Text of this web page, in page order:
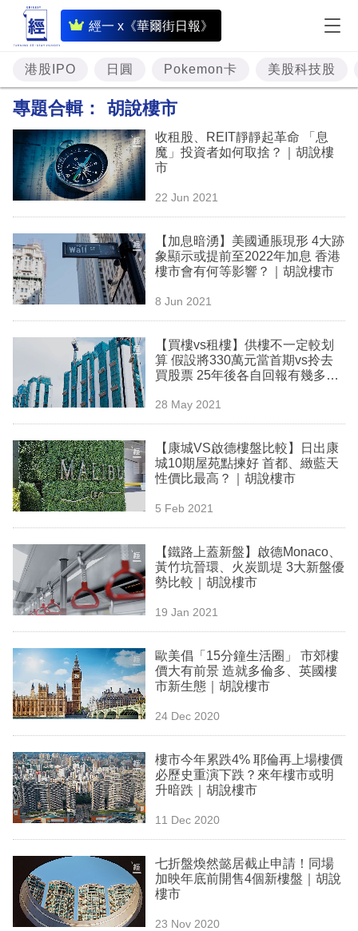
經一 x《華爾街日報》
即
時
財
經
題
投
資
樓
市
理
商
業
科
技
職
場
生
事
欄
訂
閱
區
港股IPO 日圓 Pokemon卡 美股科技股
專題合輯： 胡說樓市
收租股、REIT靜靜起革命 「息
魔」投資者如何取捨？｜胡說樓
市
22 Jun 2021
【加息暗湧】美國通脹現形 4大跡
象顯示或提前至2022年加息 香港
樓市會有何等影響？｜胡說樓市
8 Jun 2021
【買樓vs租樓】供樓不一定較划
算 假設將330萬元當首期vs拎去
買股票 25年後各自回報有幾多｜
28 May 2021
【康城VS啟德樓盤比較】日出康
城10期屋苑點揀好 首都、緻藍天
性價比最高？｜胡說樓市
5 Feb 2021
【鐵路上蓋新盤】啟德Monaco、
黃竹坑晉環、火炭凱堤 3大新盤優
勢比較｜胡說樓市
19 Jan 2021
歐美倡「15分鐘生活圈」 市郊樓
價大有前景 造就多倫多、英國樓
市新生態｜胡說樓市
24 Dec 2020
樓市今年累跌4% 耶倫再上場樓價
必歷史重演下跌？來年樓市或明
升暗跌｜胡說樓市
11 Dec 2020
七折盤煥然懿居截止申請！同場
加映年底前開售4個新樓盤｜胡說
樓市
23 Nov 2020